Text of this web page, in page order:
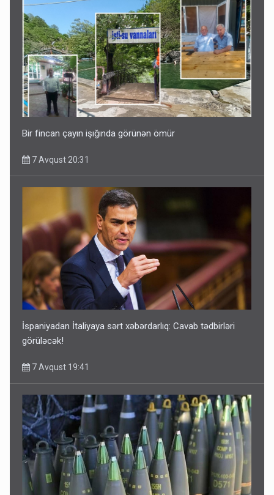
Bir fincan çayın işığında görünən ömür
7 Avqust 20:31
İspaniyadan İtaliyaya sərt xəbərdarlıq: Cavab tədbirləri
görüləcək!
7 Avqust 19:41